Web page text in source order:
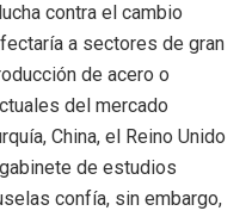
contra el cambio
a sectores de gran
de acero o
del mercado
China, el Reino Unido
de estudios
confía, sin embargo,